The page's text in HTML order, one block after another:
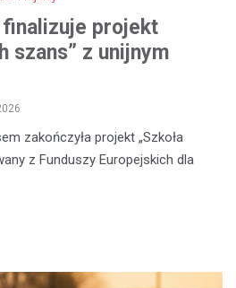
finalizuje projekt
szans” z unijnym
zakończyła projekt „Szkoła
z Funduszy Europejskich dla